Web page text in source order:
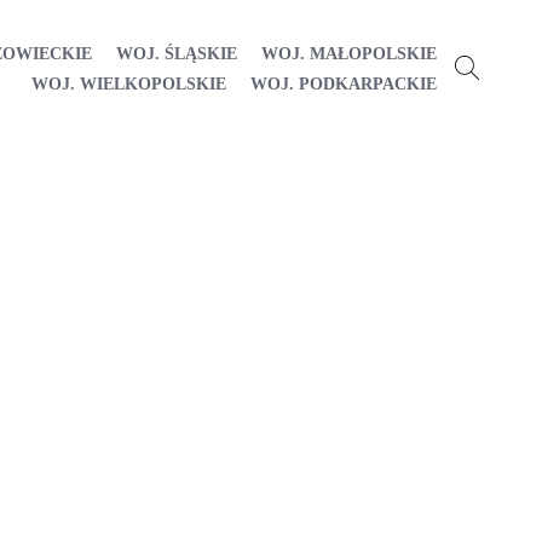
WOJ. ŚLĄSKIE
WOJ. MAŁOPOLSKIE
WOJ. WIELKOPOLSKIE
WOJ. PODKARPACKIE